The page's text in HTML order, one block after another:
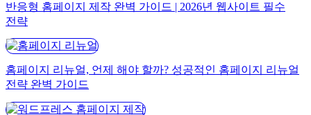
반응형 홈페이지 제작 완벽 가이드 | 2026년 웹사이트 필수
전략
홈페이지 리뉴얼, 언제 해야 할까? 성공적인 홈페이지 리뉴얼
전략 완벽 가이드